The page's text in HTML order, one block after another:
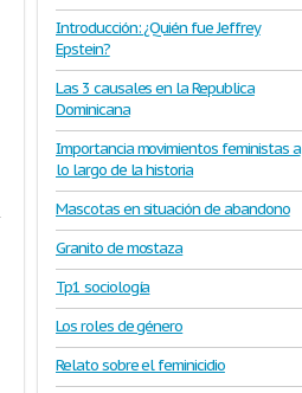
Introducción: ¿Quién fue Jeffrey
Epstein?
Las 3 causales en la Republica
Dominicana
Importancia movimientos feministas a
lo largo de la historia
Mascotas en situación de abandono
Granito de mostaza
Tp1 sociología
Los roles de género
Relato sobre el feminicidio